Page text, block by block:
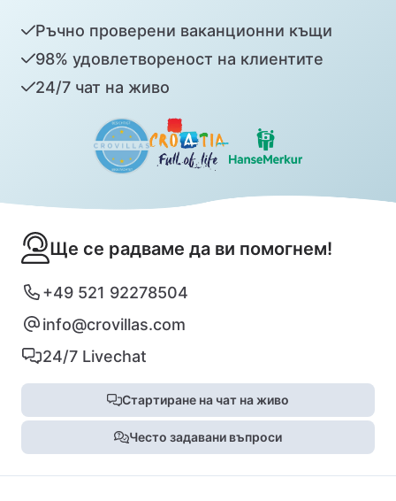
Ръчно проверени ваканционни къщи
98% удовлетвореност на клиентите
24/7 чат на живо
Ще се радваме да ви помогнем!
+49 521 92278504
info@crovillas.com
24/7 Livechat
Стартиране на чат на живо
Често задавани въпроси